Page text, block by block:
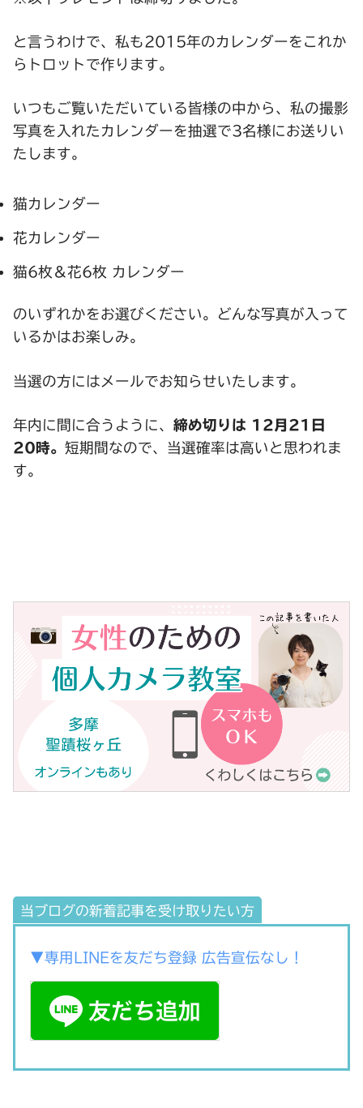
と言うわけで、私も2015年のカレンダーをこれか
らトロットで作ります。
いつもご覧いただいている皆様の中から、私の撮影
写真を入れたカレンダーを抽選で3名様にお送りい
たします。
猫カレンダー
花カレンダー
猫6枚＆花6枚 カレンダー
のいずれかをお選びください。どんな写真が入って
いるかはお楽しみ。
当選の方にはメールでお知らせいたします。
年内に間に合うように、 締め切りは 12月21日
20時。 短期間なので、当選確率は高いと思われま
す。
当ブログの新着記事を受け取りたい方
▼専用LINEを友だち登録 広告宣伝なし！